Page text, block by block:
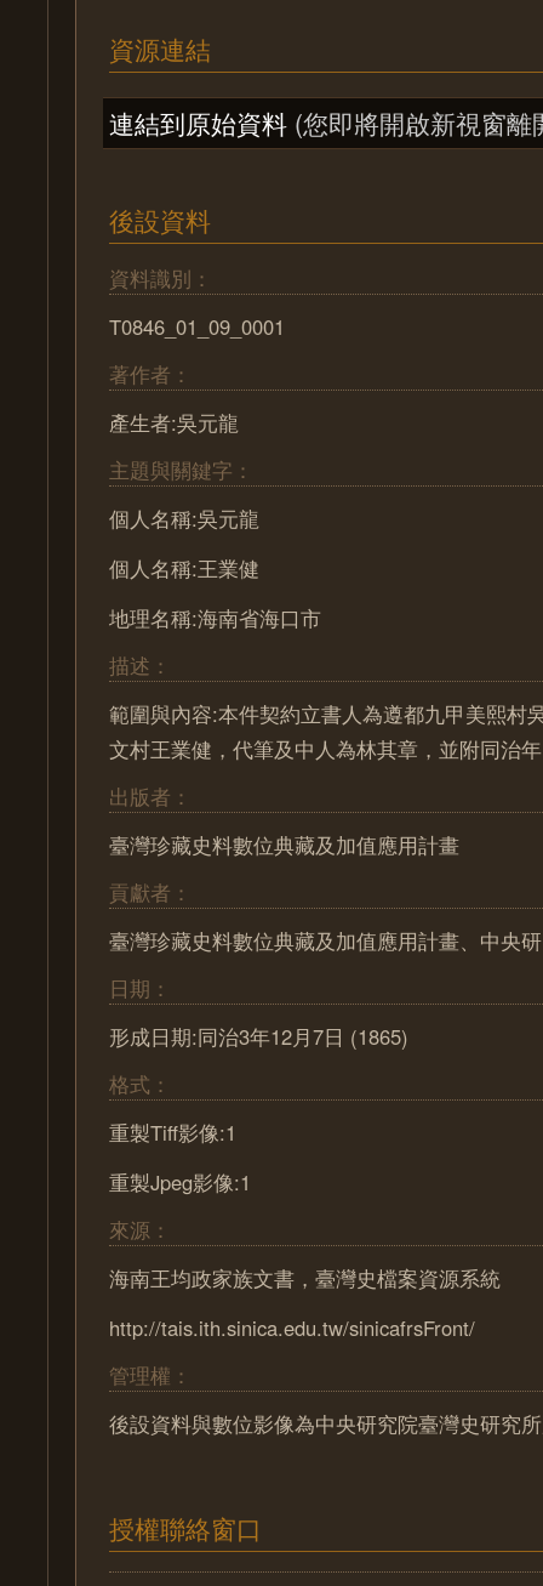
資源連結
連結到原始資料 (您即將開啟新視窗離
後設資料
資料識別：
T0846_01_09_0001
著作者：
產生者:吳元龍
主題與關鍵字：
個人名稱:吳元龍
個人名稱:王業健
地理名稱:海南省海口市
描述：
範圍與內容:本件契約立書人為遵都九甲美熙村
文村王業健，代筆及中人為林其章，並附同治
出版者：
臺灣珍藏史料數位典藏及加值應用計畫
貢獻者：
臺灣珍藏史料數位典藏及加值應用計畫、中央
日期：
形成日期:同治3年12月7日 (1865)
格式：
重製Tiff影像:1
重製Jpeg影像:1
來源：
海南王均政家族文書，臺灣史檔案資源系統
http://tais.ith.sinica.edu.tw/sinicafrsFront/
管理權：
後設資料與數位影像為中央研究院臺灣史研究
授權聯絡窗口